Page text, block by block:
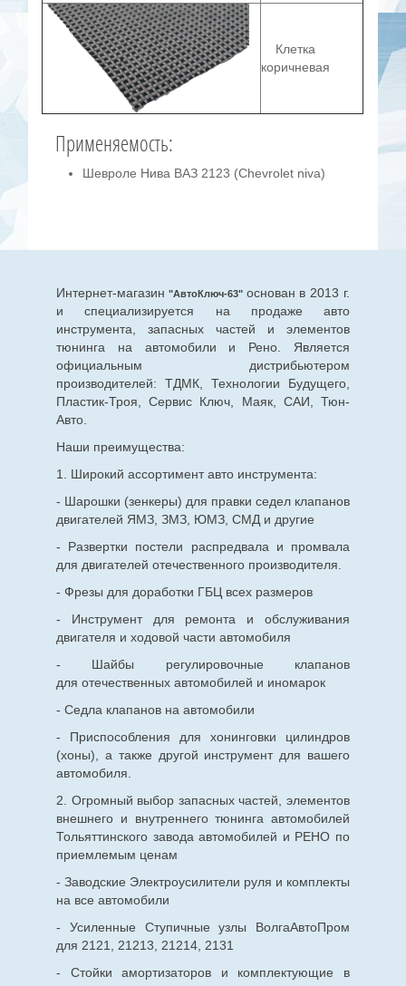
Клетка
коричневая
Применяемость:
Шевроле Нива ВАЗ 2123 (Сhevrolet niva)
Интернет-магазин "АвтоКлюч-63" основан в 2013 г.
и специализируется на продаже авто
инструмента, запасных частей и элементов
тюнинга на автомобили и Рено. Является
официальным дистрибьютером
производителей: ТДМК, Технологии Будущего,
Пластик-Троя, Сервис Ключ, Маяк, САИ, Тюн-
Авто.
Наши преимущества:
1. Широкий ассортимент авто инструмента:
- Шарошки (зенкеры) для правки седел клапанов
двигателей ЯМЗ, ЗМЗ, ЮМЗ, СМД и другие
- Развертки постели распредвала и промвала
для двигателей отечественного производителя.
- Фрезы для доработки ГБЦ всех размеров
- Инструмент для ремонта и обслуживания
двигателя и ходовой части автомобиля
- Шайбы регулировочные клапанов
для отечественныхавтомобилей и иномарок
- Седла клапанов на автомобили
- Приспособления для хонинговки цилиндров
(хоны), а также другой инструмент для вашего
автомобиля.
2. Огромный выбор запасных частей, элементов
внешнего и внутреннего тюнинга автомобилей
Тольяттинского завода автомобилей и РЕНО по
приемлемым ценам
- Заводские Электроусилители руля и комплекты
на все автомобили
- Усиленные Ступичные узлы ВолгаАвтоПром
для 2121, 21213, 21214, 2131
- Стойки амортизаторов и комплектующие в